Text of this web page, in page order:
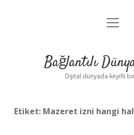
Anasayfa
Yasal Uyarı
menüyü
Bağlantılı
Dijital dünyada keyifli
Etiket: Mazeret izni hangi